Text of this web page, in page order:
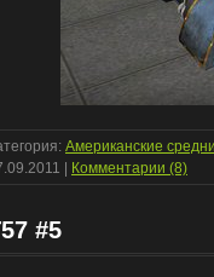
Американские
Комментарии (8)
#5